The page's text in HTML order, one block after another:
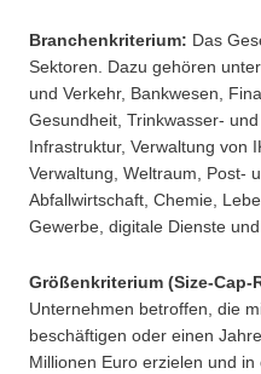
Branchenkriterium: Das
Sektoren. Dazu gehören
und Verkehr, Bankwesen,
Gesundheit, Trinkwasser-
Infrastruktur, Verwaltung von
Verwaltung, Weltraum, Post-
Abfallwirtschaft, Chemie,
Gewerbe, digitale Dienste
Größenkriterium (Size-Cap-
Unternehmen betroffen, die
beschäftigen oder einen
Millionen Euro erzielen und